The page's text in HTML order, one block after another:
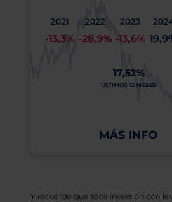
2021
-13,3%
2022
-28,9%
2023
-13,6%
17,52%
ÚLTIMOS 12 MESES
MÁS INFO
Y recuerde que toda inversión